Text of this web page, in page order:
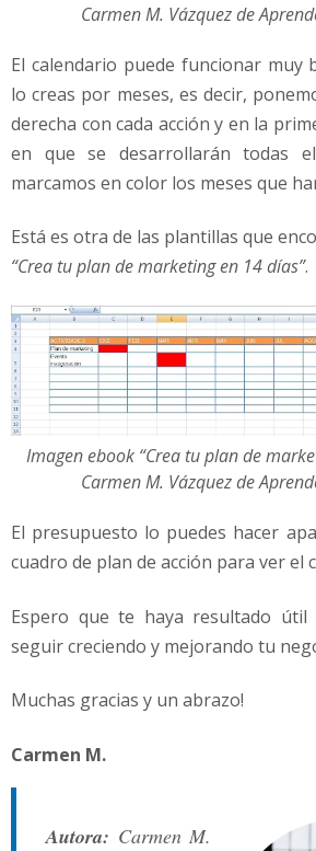
Carmen M. Vázquez de
El calendario puede funcionar muy
lo creas por meses, es decir,
derecha con cada acción y en la
en que se desarrollarán todas
marcamos en color los meses que
Está es otra de las plantillas que
“Crea tu plan de marketing en 14 días”.
Imagen ebook “Crea tu plan de
Carmen M. Vázquez de
El presupuesto lo puedes hacer
cuadro de plan de acción para ver el
Espero que te haya resultado
seguir creciendo y mejorando tu
Muchas gracias y un abrazo!
Carmen M.
Autora: Carmen M.